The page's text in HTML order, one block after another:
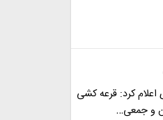
کرد: قرعه کشی
و جمعی…